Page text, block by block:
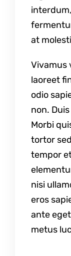
at
Vivamus
laoreet
odio
non.
Morbi
tortor
tempor
nisi
eros
ante
metus